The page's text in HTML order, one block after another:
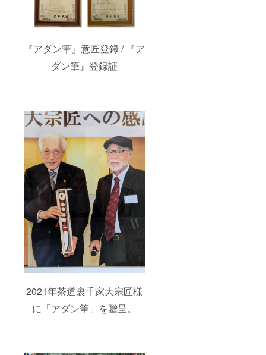
『アダン筆』意匠登録 / 『ア
ダン筆』登録証
2021年茶道裏千家大宗匠様
に「アダン筆」を贈呈。